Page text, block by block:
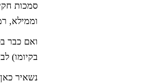
סמכות
וממילא,
ואם כבר
בקיומו)
נשאיר